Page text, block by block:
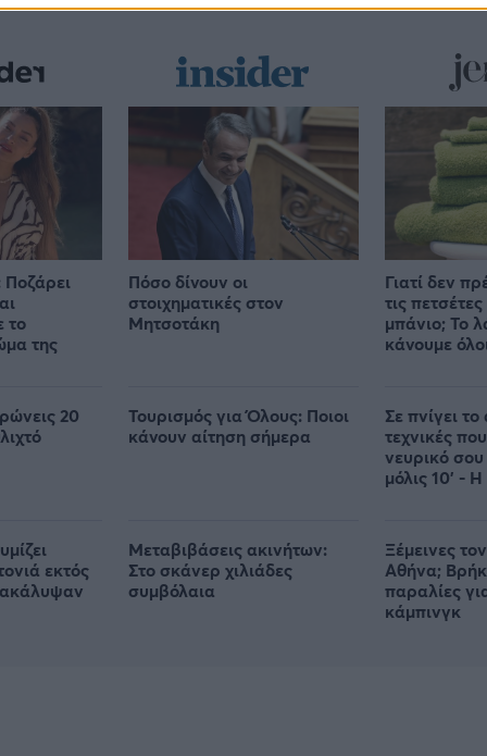
το
της
20
εκτός
Πόσο δίνουν οι
στοιχηματικές στον
Μητσοτάκη
Τουρισμός για Όλους: Ποιοι
κάνουν αίτηση σήμερα
Μεταβιβάσεις ακινήτων:
Στο σκάνερ χιλιάδες
συμβόλαια
Γιατί δεν
τις
μπάνιο; Το
κάνουμε
Σε πνίγει
τεχνικές
νευρικό
μόλις 10' - Η
Ξέμεινες
Αθήνα;
παραλίες
κάμπινγκ